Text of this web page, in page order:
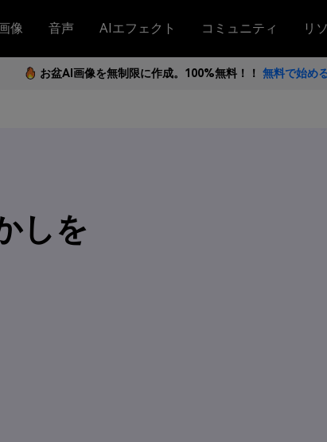
像 音声 AIエフェクト コミュニティ リ
お盆AI画像を無制限に作成。100%無料！！ 無料で始め
しを